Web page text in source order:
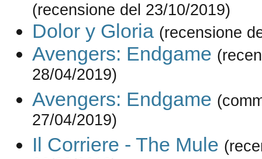
(recensione del 23/10/2019)
Dolor y Gloria (recensione
Avengers: Endgame
28/04/2019)
Avengers: Endgame
27/04/2019)
Il Corriere - The Mule